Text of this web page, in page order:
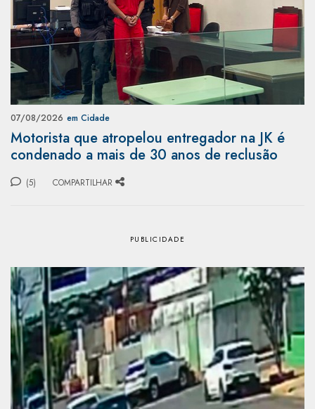
07/08/2026 em Cidade
Motorista que atropelou entregador na JK é
condenado a mais de 30 anos de reclusão
(5) COMPARTILHAR